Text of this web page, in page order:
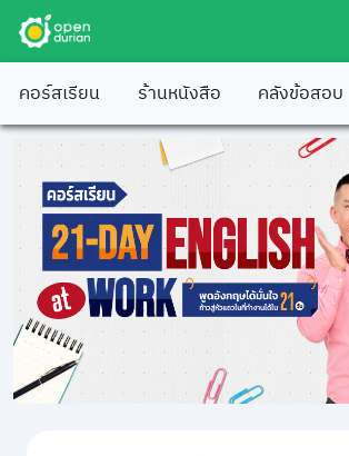
คอร์สเรียน ร้านหนังสือ คลังข้อสอบ